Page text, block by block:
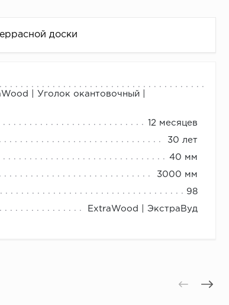
доски
| Уголок окантовочный |
12 месяцев
30 лет
40 мм
3000 мм
98
ExtraWood | ЭкстраВуд
ExtraWood Области применения: Настил
цвета профиляилипрофилей одной